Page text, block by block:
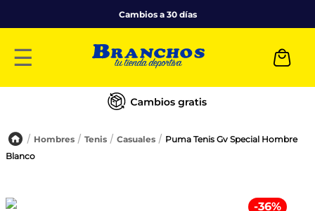
Cambios a 30 días
☰
Hombres Tenis Casuales
Puma Tenis Gv Special Hombre
Blanco
-36%